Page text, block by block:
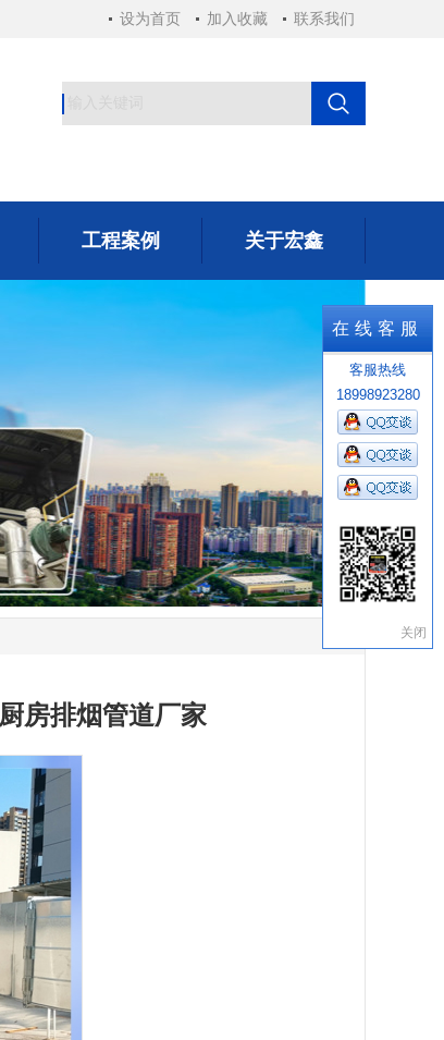
设为首页 加入收藏 联系我们
工程案例 关于宏鑫
房排烟管道厂家
在线客服
客服热线
18998923280
关闭